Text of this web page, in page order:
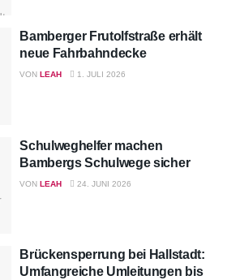
Bamberger Frutolfstraße erhält
neue Fahrbahndecke
VON LEAH 1. JULI 2026
Schulweghelfer machen
Bambergs Schulwege sicher
VON LEAH 24. JUNI 2026
Brückensperrung bei Hallstadt:
Umfangreiche Umleitungen bis